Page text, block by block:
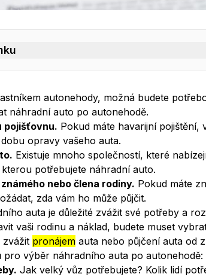
autonehody, možná budete
náhradní auto po autonehodě.
pojišťovnu. Pokud máte havarijní pojištění,
opravy vašeho auta.
Existuje mnoho společností, které
potřebujete náhradní auto.
nebo člena rodiny. Pokud máte
zda vám ho může půjčit.
auta je důležité zvážit své potřeby a
vaši rodinu a náklad, budete muset
zvážit pronájem auta nebo půjčení auta od
pro výběr náhradního auta po autonehodě:
Jak velký vůz potřebujete? Kolik lidí